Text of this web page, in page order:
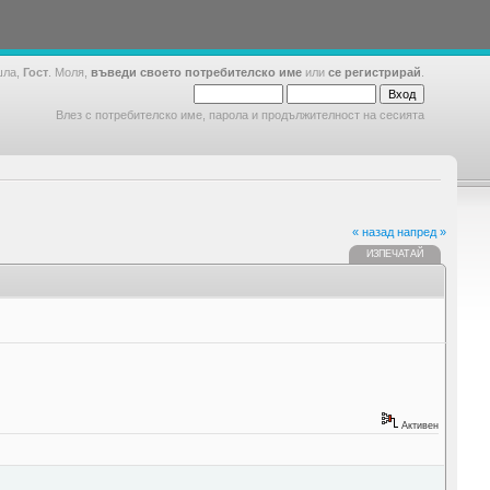
Гост . Моля, въведи своето потребителско име или се регистрирай
Влез с потребителско име, парола и продължителност на сесията
« назад напред »
ИЗПЕЧАТАЙ
Активен